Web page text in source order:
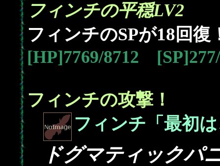
フィンチの平穏LV2
フィンチのSPが18 回復
[HP]7769/8712
フィンチの攻撃！
フィンチ「最初
ドグマティックパ